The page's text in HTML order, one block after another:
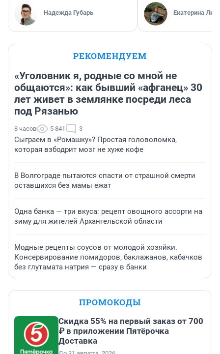
Надежда Губарь Екатерина
РЕКОМЕНДУЕМ
«Уголовник я, родные со мной не
общаются»: как бывший «афганец» 30
лет живет в землянке посреди леса
под Рязанью
8 часов 5 841 3
Сыграем в «Ромашку»? Простая головоломка,
которая взбодрит мозг не хуже кофе
В Волгограде пытаются спасти от страшной смерти
оставшихся без мамы ежат
Одна банка — три вкуса: рецепт овощного ассорти на
зиму для жителей Архангельской области
Модные рецепты соусов от молодой хозяйки.
Консервирование помидоров, баклажанов, кабачков
без глутамата натрия — сразу в банки
ПРОМОКОДЫ
Скидка 55% на первый заказ от 700
₽ в приложении Пятёрочка
Доставка